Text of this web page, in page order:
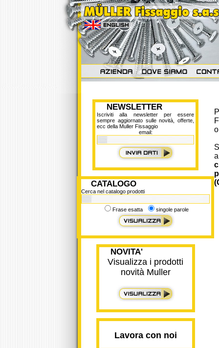
NEWSLETTER
Iscriviti alla newsletter per essere
sempre aggiornato sulle novità, offerte,
ecc della Muller Fissaggio
email:
CATALOGO
Cerca nel catalogo prodotti
Frase esatta singole parole
NOVITA'
Visualizza i prodotti
novità Muller
Lavora con noi